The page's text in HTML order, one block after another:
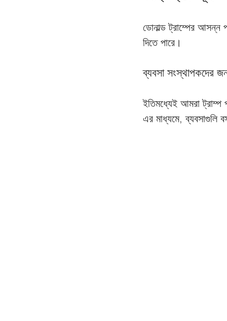
ডোনাল্ড ট্রাম্পের আসন্ন
দিতে পারে।
ব্যবসা সংস্থাপকদের
ইতিমধ্যেই আমরা ট্রাম্প
এর মাধ্যমে, ব্যবসাগুলি